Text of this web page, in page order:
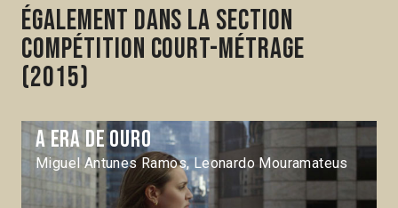
Également dans la section
Compétition Court-métrage
(2015)
A Era de ouro
Miguel Antunes Ramos, Leonardo Mouramateus